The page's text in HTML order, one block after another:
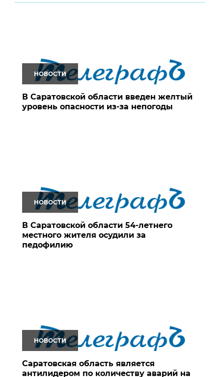
НОВОСТИ
В Саратовской области введен желтый
уровень опасности из-за непогоды
НОВОСТИ
В Саратовской области 54-летнего
местного жителя осудили за
педофилию
НОВОСТИ
Саратовская область является
антилидером по количеству аварий на